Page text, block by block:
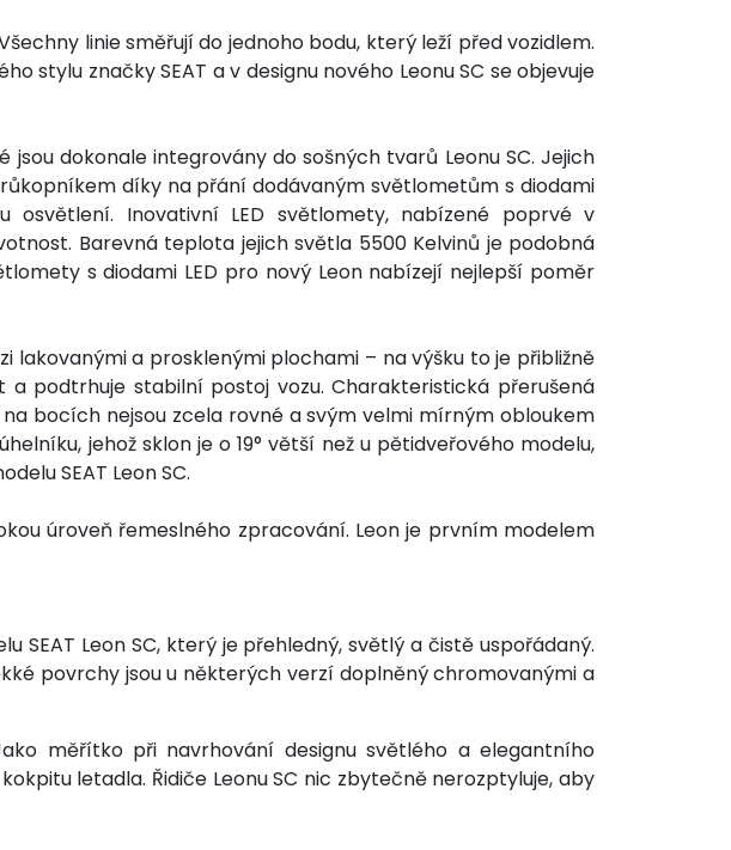
linie směřují do jednoho bodu, který leží před vozidlem.
značky SEAT a v designu nového Leonu SC se objevuje
dokonale integrovány do sošných tvarů Leonu SC. Jejich
díky na přání dodávaným světlometům s diodami
osvětlení. Inovativní LED světlomety, nabízené poprvé v
Barevná teplota jejich světla 5500 Kelvinů je podobná
s diodami LED pro nový Leon nabízejí nejlepší poměr
lakovanými a prosklenými plochami – na výšku to je přibližně
podtrhuje stabilní postoj vozu. Charakteristická přerušená
bocích nejsou zcela rovné a svým velmi mírným obloukem
jehož sklon je o 19° větší než u pětidveřového modelu,
SEAT Leon SC.
úroveň řemeslného zpracování. Leon je prvním modelem
Leon SC, který je přehledný, světlý a čistě uspořádaný.
povrchy jsou u některých verzí doplněný chromovanými a
měřítko při navrhování designu světlého a elegantního
letadla. Řidiče Leonu SC nic zbytečně nerozptyluje, aby